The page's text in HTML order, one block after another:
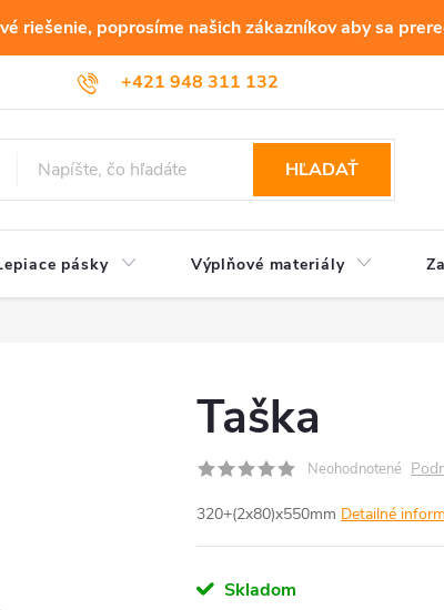
riešenie, poprosíme našich zákazníkov aby sa
+421 948 311 132
HĽADAŤ
pásky Výplňové materiály
Taška
Neohodnotené
320+(2x80)x550mm Detailné
Skladom